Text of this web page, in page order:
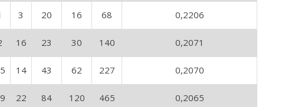
3 20 16 68 0,2206
16 23 30 140 0,2071
14 43 62 227 0,2070
22 84 120 465 0,2065